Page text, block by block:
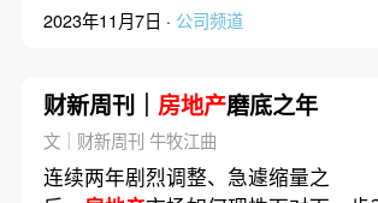
2023年11月7日 · 公司频道
财新周刊｜ 房地产磨底之年
文｜财新周刊 牛牧江曲
连续两年剧烈调整、急遽缩量之